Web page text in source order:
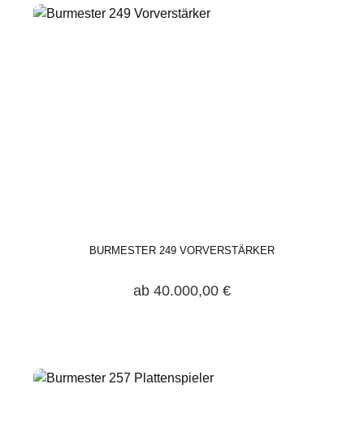
BURMESTER 249 VORVERSTÄRKER
ab 40.000,00 €